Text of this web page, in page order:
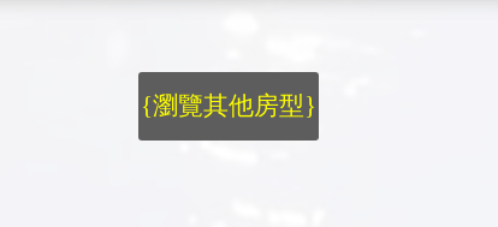
{瀏覽其他房型}